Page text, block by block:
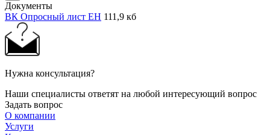
Документы
ВК Опросный лист ЕН 111,9 кб
Нужна консультация?
Наши специалисты ответят на любой интересующий вопрос
Задать вопрос
О компании
Услуги